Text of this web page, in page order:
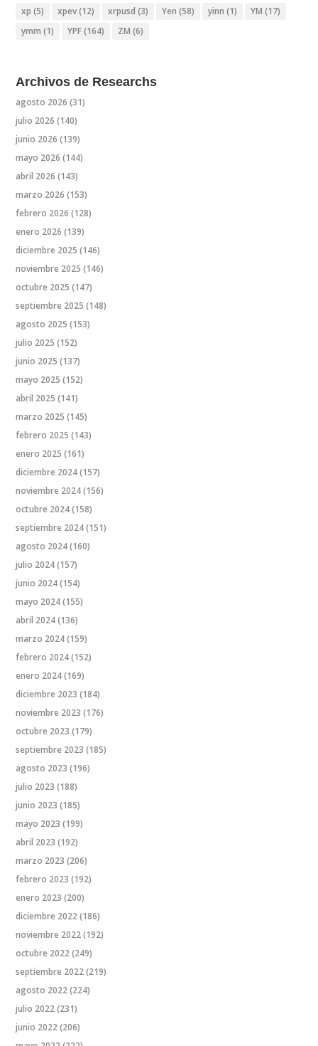
xp (5) xpev(12) xrpusd (3) Yen (58) yinn (1) YM (17)
ymm (1) YPF(164) ZM (6)
Archivos de Researchs
agosto 2026 (31)
julio 2026 (140)
junio 2026 (139)
mayo 2026 (144)
abril 2026 (143)
marzo 2026 (153)
febrero 2026 (128)
enero 2026 (139)
diciembre 2025 (146)
noviembre 2025 (146)
octubre 2025 (147)
septiembre 2025 (148)
agosto 2025 (153)
julio 2025 (152)
junio 2025 (137)
mayo 2025 (152)
abril 2025 (141)
marzo 2025 (145)
febrero 2025 (143)
enero 2025 (161)
diciembre 2024(157)
noviembre 2024(156)
octubre 2024(158)
septiembre 2024(151)
agosto 2024(160)
julio 2024(157)
junio 2024(154)
mayo 2024(155)
abril 2024(136)
marzo 2024(159)
febrero 2024(152)
enero 2024(169)
diciembre 2023 (184)
noviembre 2023 (176)
octubre 2023 (179)
septiembre 2023 (185)
agosto 2023 (196)
julio 2023 (188)
junio 2023 (185)
mayo 2023 (199)
abril 2023 (192)
marzo 2023 (206)
febrero 2023 (192)
enero 2023 (200)
diciembre 2022(186)
noviembre 2022(192)
octubre 2022(249)
septiembre 2022(219)
agosto 2022(224)
julio 2022(231)
junio 2022(206)